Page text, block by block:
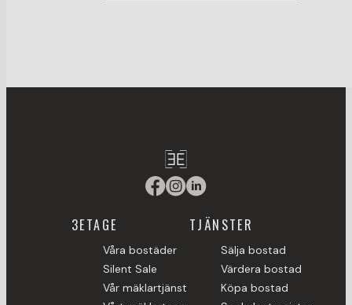
3ETAGE
Våra bostäder
Silent Sale
Vår mäklartjänst
TJÄNSTER
Sälja bostad
Värdera bostad
Köpa bostad